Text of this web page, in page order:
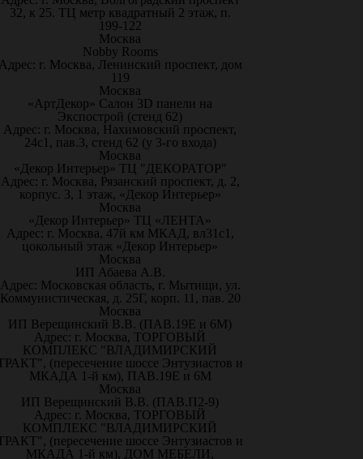
32, к 25. ТЦ метр квадратный 2 этаж, п.
199-122
Москва
Nobby Rooms
г. Москва, Ленинский проспект, дом
119
Москва
«АртДекор» Салон 3D панели на
Экспострой (стенд 62)
Адрес: г. Москва, Нахимовский проспект,
24с1, пав.3, стенд 62 (у 3-го входа)
Москва
«Декор Интерьер» ТЦ "ДЕКОРАТОР"
Адрес: г. Москва, Рязанский проспект, д. 2,
корпус. 3, 1 этаж, «Декор Интерьер»
Москва
«Декор Интерьер» ТЦ «ЛЕНТА»
Адрес: г. Москва, 47й км МКАД, вл31с1,
цокольный этаж «Декор Интерьер»
Москва
ИП Абаева А.В.
Адрес: Московская область, г. Мытищи, ул.
Коммунистическая, д. 25Г, корп. 11, пав. 20
Москва
ИП Верещинский В.В. (ПАВ.19Е и 6М)
Адрес: г. Москва, ТОРГОВЫЙ
КОМПЛЕКС "ВЛАДИМИРСКИЙ
(пересечение шоссе Энтузиастов и
МКАДА 1-й км), ПАВ.19Е и 6М
Москва
ИП Верещинский В.В. (ПАВ.П2-9)
Адрес: г. Москва, ТОРГОВЫЙ
КОМПЛЕКС "ВЛАДИМИРСКИЙ
(пересечение шоссе Энтузиастов и
МКАДА 1-й км), ДОМ МЕБЕЛИ,